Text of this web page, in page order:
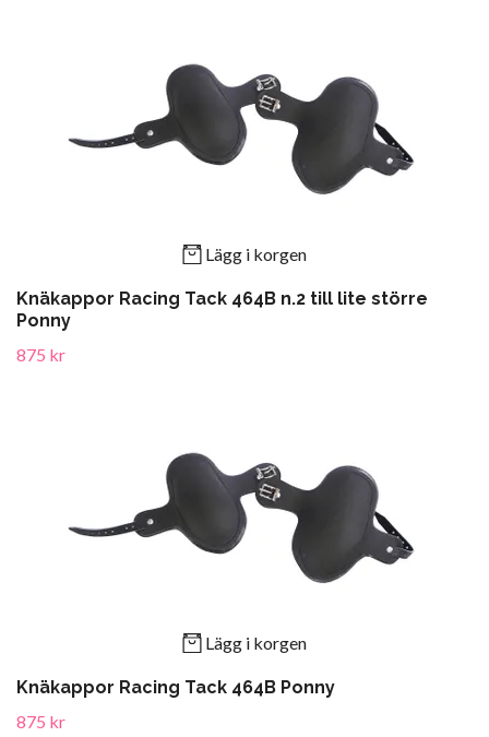
Lägg i korgen
Knäkappor Racing Tack 464B n.2 till lite större
Ponny
875 kr
Lägg i korgen
Knäkappor Racing Tack 464B Ponny
875 kr